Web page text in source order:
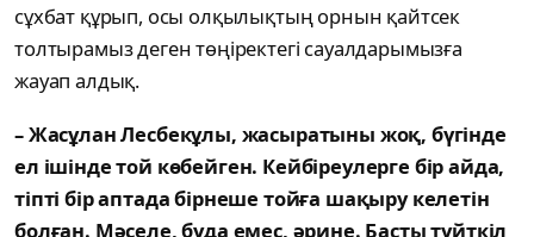
сұхбат құрып, осы олқылықтың орнын қайтсек
толтырамыз деген төңіректегі сауалдарымызға
жауап алдық.
– Жасұлан Лесбекұлы, жасыратыны жоқ, бүгінде
ел ішінде той көбейген. Кейбіреулерге бір айда,
тіпті бір аптада бірнеше тойға шақыру келетін
болған. Мәселе, бұда емес, әрине. Басты түйткіл